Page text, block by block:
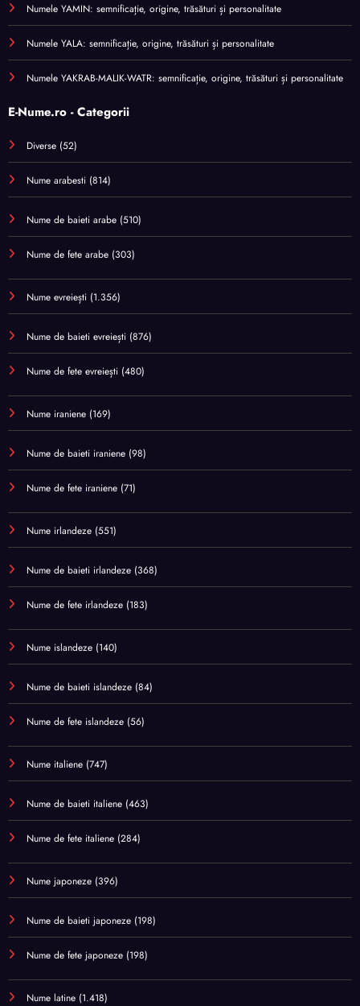
Numele YAMIN: semnificație, origine, trăsături și personalitate
Numele YALA: semnificație, origine, trăsături și personalitate
Numele YAKRAB-MALIK-WATR: semnificație, origine, trăsături și personalitate
E-Nume.ro - Categorii
Diverse (52)
Nume arabesti (814)
Nume de baieti arabe (510)
Nume de fete arabe (303)
Nume evreiești (1.356)
Nume de baieti evreiești (876)
Nume de fete evreiești (480)
Nume iraniene (169)
Nume de baieti iraniene (98)
Nume de fete iraniene (71)
Nume irlandeze (551)
Nume de baieti irlandeze (368)
Nume de fete irlandeze (183)
Nume islandeze (140)
Nume de baieti islandeze (84)
Nume de fete islandeze (56)
Nume italiene (747)
Nume de baieti italiene (463)
Nume de fete italiene (284)
Nume japoneze (396)
Nume de baieti japoneze (198)
Nume de fete japoneze (198)
Nume latine (1.418)